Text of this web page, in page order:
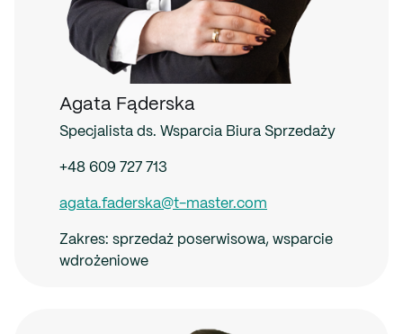
Agata Fąderska
Specjalista ds. Wsparcia Biura Sprzedaży
+48 609 727 713
agata.faderska@t-master.com
Zakres: sprzedaż poserwisowa, wsparcie
wdrożeniowe